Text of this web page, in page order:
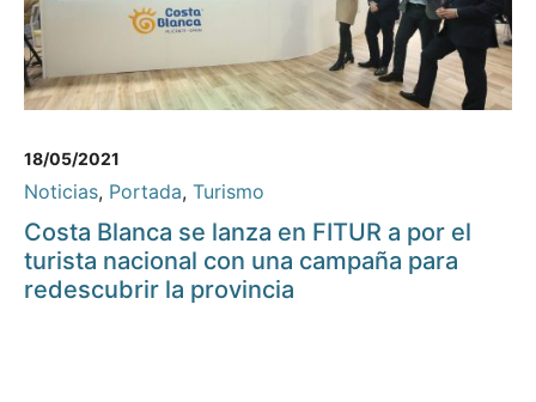
18/05/2021
Noticias, Portada, Turismo
Costa Blanca se lanza en FITUR a por el
turista nacional con una campaña para
redescubrir la provincia